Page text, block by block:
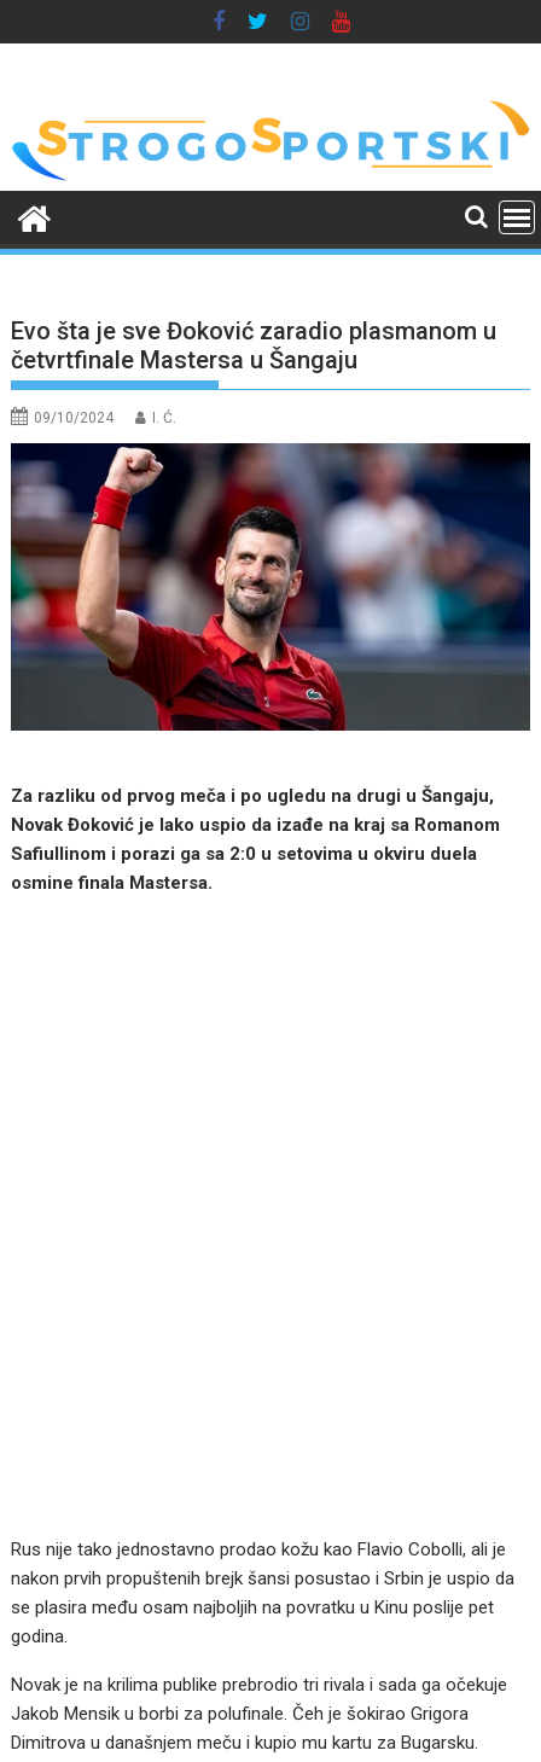
to
Evo šta je sve Đoković zaradio plasmanom u
četvrtfinale Mastersa u Šangaju
09/10/2024 I. Ć.
Za razliku od prvog meča i po ugledu na drugi u Šangaju,
Novak Đoković je lako uspio da izađe na kraj sa Romanom
Safiullinom i porazi ga sa 2:0 u setovima u okviru duela
osmine finala Mastersa.
Rus nije tako jednostavno prodao kožu kao Flavio Cobolli, ali je
nakon prvih propuštenih brejk šansi posustao i Srbin je uspio da
se plasira među osam najboljih na povratku u Kinu poslije pet
godina.
Novak je na krilima publike prebrodio tri rivala i sada ga očekuje
Jakob Mensik u borbi za polufinale. Čeh je šokirao Grigora
Dimitrova u današnjem meču i kupio mu kartu za Bugarsku.